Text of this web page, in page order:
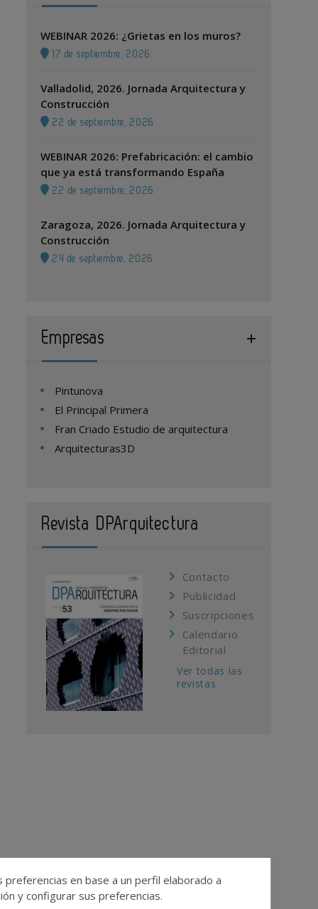
WEBINAR 2026: ¿Grietas en los muros?
17 de septiembre, 2026
Valladolid, 2026. Jornada Arquitectura y
Construcción
22 de septiembre, 2026
WEBINAR 2026: Prefabricación: el cambio
que ya está transformando España
22 de septiembre, 2026
Zaragoza, 2026. Jornada Arquitectura y
Construcción
24 de septiembre, 2026
Empresas
Pintunova
El Principal Primera
Fran Criado Estudio de arquitectura
Arquitecturas3D
Revista DPArquitectura
Contacto
Publicidad
Suscripciones
Calendario
Editorial
Ver todas las
revistas
en base a un perfil elaborado a
y configurar sus preferencias.